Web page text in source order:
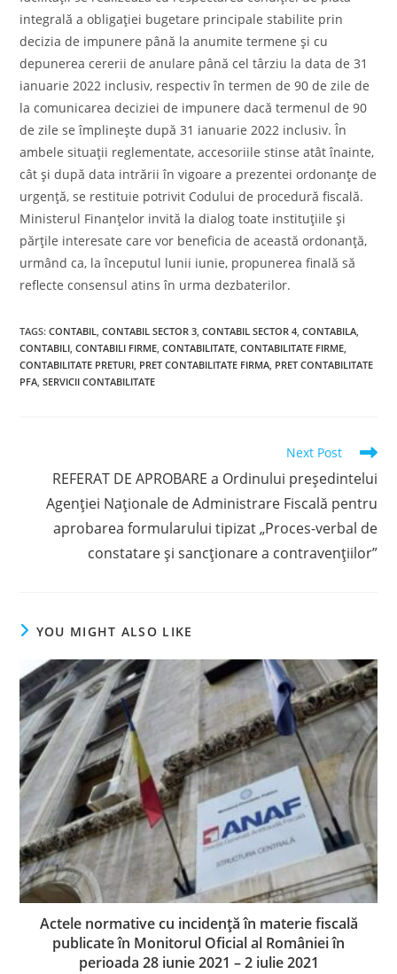
integrală a obligației bugetare principale stabilite prin
decizia de impunere până la anumite termene și cu
depunerea cererii de anulare până cel târziu la data de 31
ianuarie 2022 inclusiv, respectiv în termen de 90 de zile de
la comunicarea deciziei de impunere dacă termenul de 90
de zile se împlinește după 31 ianuarie 2022 inclusiv. În
ambele situații reglementate, accesoriile stinse atât înainte,
cât și după data intrării în vigoare a prezentei ordonanțe de
urgență, se restituie potrivit Codului de procedură fiscală.
Ministerul Finanțelor invită la dialog toate instituțiile și
părțile interesate care vor beneficia de această ordonanță,
urmând ca, la începutul lunii iunie, propunerea finală să
reflecte consensul atins în urma dezbaterilor.
TAGS:CONTABIL CONTABIL SECTOR 3 CONTABIL SECTOR 4 CONTABILA
CONTABILI CONTABILI FIRME CONTABILITATE CONTABILITATE FIRME
CONTABILITATE PRETURI PRET CONTABILITATE FIRMA PRET CONTABILITATE
PFA SERVICII CONTABILITATE
articles
Next Post
REFERAT DE APROBARE a Ordinului preşedintelui
Agenţiei Naţionale de Administrare Fiscală pentru
aprobarea formularului tipizat „Proces-verbal de
constatare şi sancţionare a contravenţiilor”
YOU MIGHT ALSO LIKE
Actele normative cu incidență în materie fiscală
publicate în Monitorul Oficial al României în
perioada 28 iunie 2021 – 2 iulie 2021